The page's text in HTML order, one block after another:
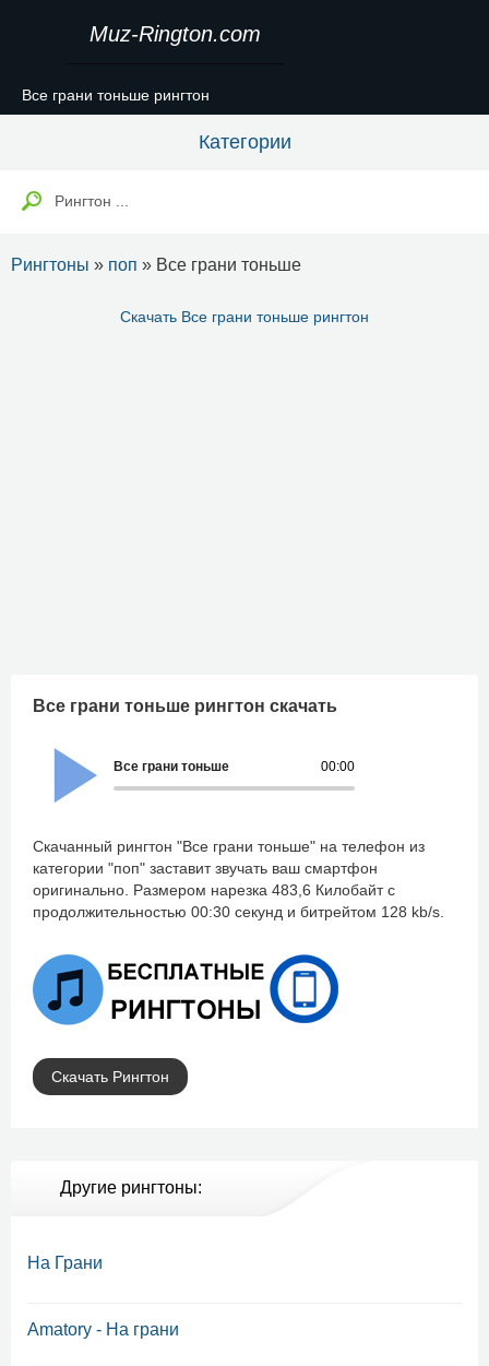
Muz-Rington.com
Все грани тоньше рингтон
Категории
Рингтоны » поп » Все грани тоньше
Скачать Все грани тоньше рингтон
Все грани тоньше рингтон скачать
00:00
Все грани тоньше
Скачанный рингтон "Все грани тоньше" на телефон из
категории "поп" заставит звучать ваш смартфон
оригинально. Размером нарезка 483,6 Килобайт с
продолжительностью 00:30 секунд и битрейтом 128 kb/s.
Скачать Рингтон
Другие рингтоны:
На Грани
Amatory - На грани